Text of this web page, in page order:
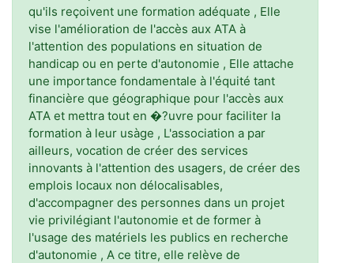
qu'ils reçoivent une formation adéquate , Elle
vise l'amélioration de l'accès aux ATA à
l'attention des populations en situation de
handicap ou en perte d'autonomie , Elle attache
une importance fondamentale à l'équité tant
financière que géographique pour l'accès aux
ATA et mettra tout en �?uvre pour faciliter la
formation à leur usàge , L'association a par
ailleurs, vocation de créer des services
innovants à l'attention des usagers, de créer des
emplois locaux non délocalisables,
d'accompagner des personnes dans un projet
vie privilégiant l'autonomie et de former à
l'usage des matériels les publics en recherche
d'autonomie , A ce titre, elle relève de